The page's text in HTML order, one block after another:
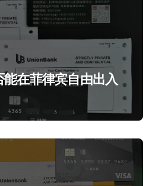
能在菲律宾自由出入